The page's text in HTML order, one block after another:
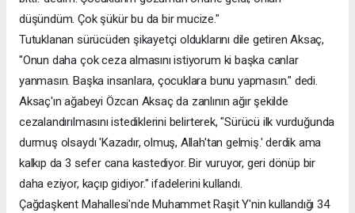
düşündüm. Çok şükür bu da bir mucize."
Tutuklanan sürücüden şikayetçi olduklarını dile getiren Aksaç,
"Onun daha çok ceza almasını istiyorum ki başka canlar
yanmasın. Başka insanlara, çocuklara bunu yapmasın." dedi.
Aksaç'ın ağabeyi Özcan Aksaç da zanlının ağır şekilde
cezalandırılmasını istediklerini belirterek, "Sürücü ilk vurduğunda
durmuş olsaydı 'Kazadır, olmuş, Allah'tan gelmiş.' derdik ama
kalkıp da 3 sefer cana kastediyor. Bir vuruyor, geri dönüp bir
daha eziyor, kaçıp gidiyor." ifadelerini kullandı.
Çağdaşkent Mahallesi'nde Muhammet Raşit Y'nin kullandığı 34